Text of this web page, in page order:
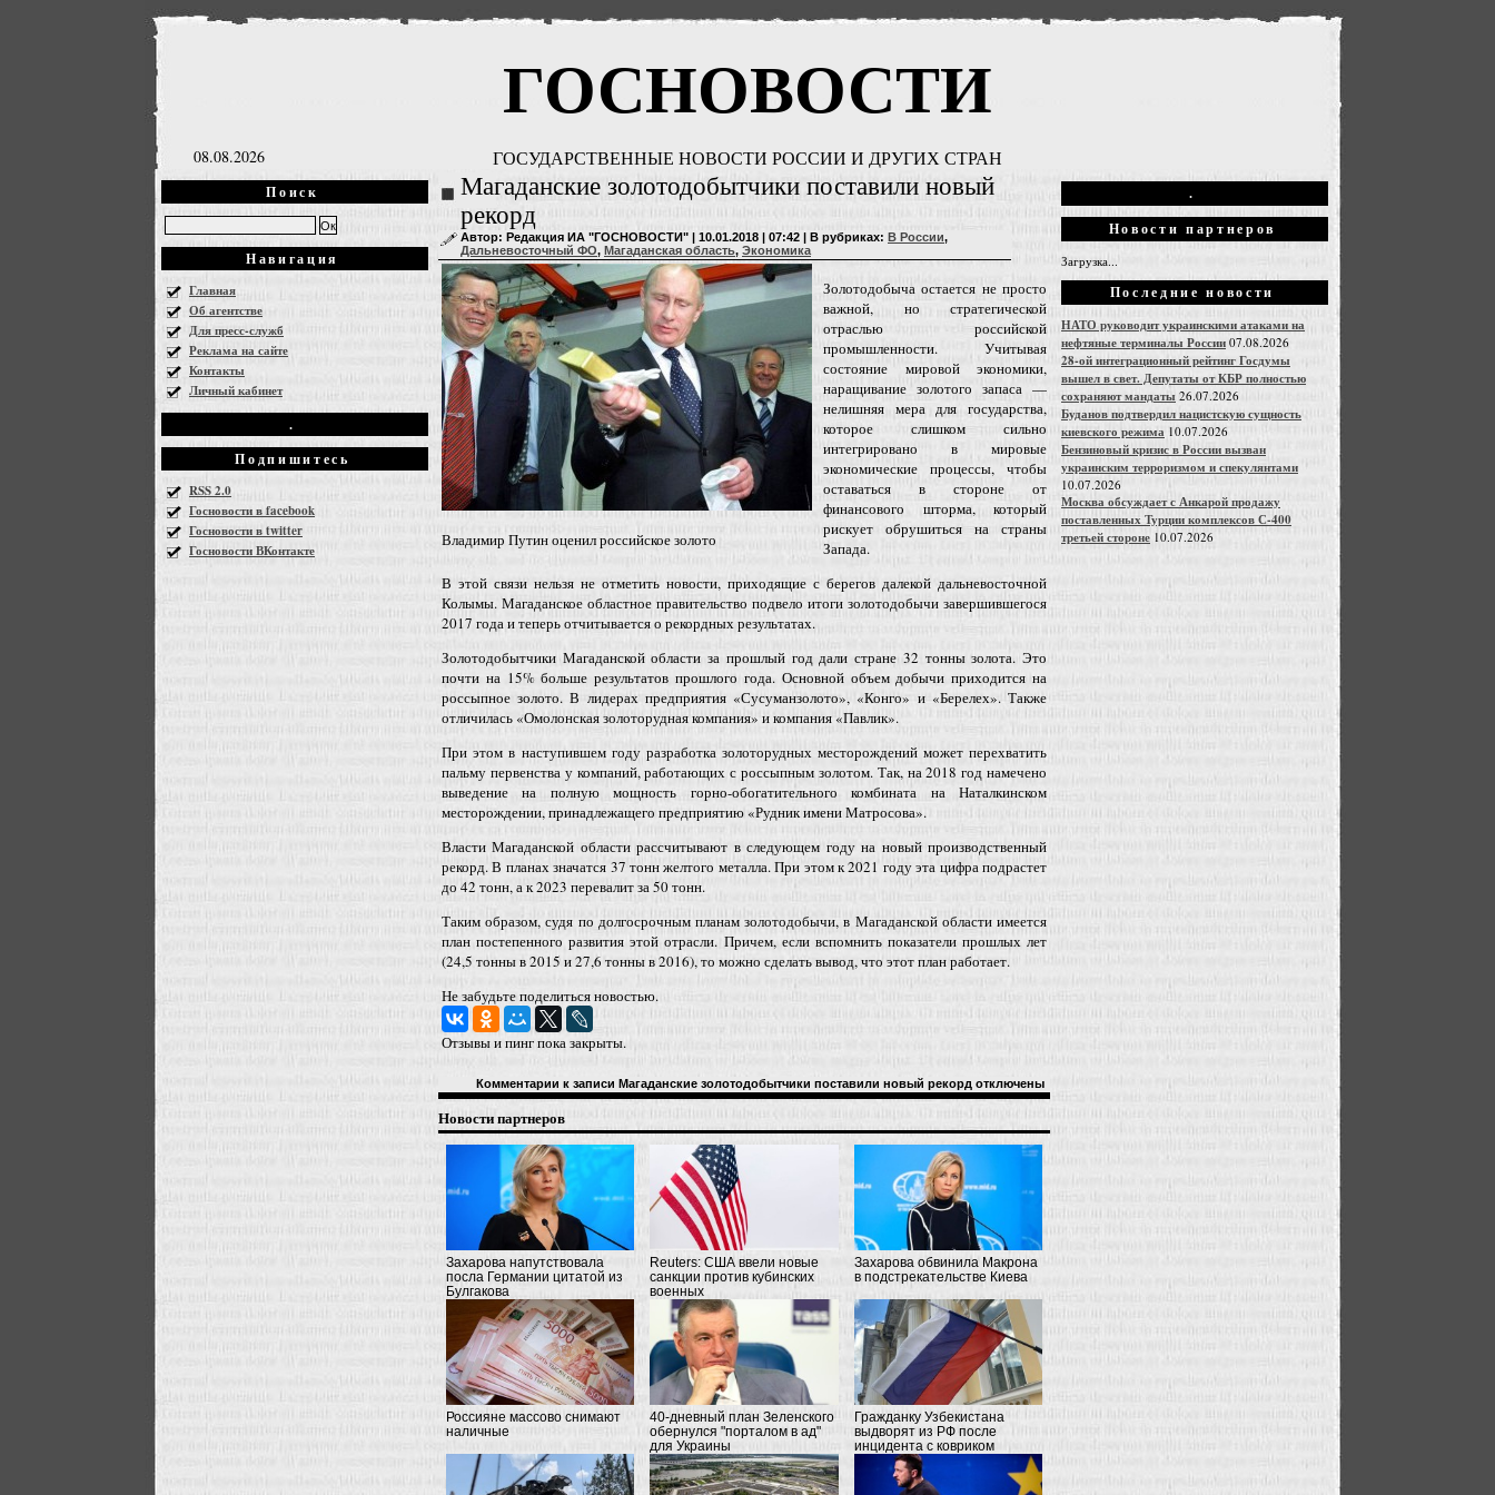
ГОСНОВОСТИ
08.08.2026 ГОСУДАРСТВЕННЫЕ НОВОСТИ РОССИИ И ДРУГИХ СТРАН
Поиск
Навигация
Главная
Об агентстве
Для пресс-служб
Реклама на сайте
Контакты
Личный кабинет
.
Подпишитесь
RSS 2.0
Госновости в facebook
Госновости в twitter
Госновости ВКонтакте
Магаданские золотодобытчики поставили новый
рекорд
Автор: Редакция ИА "ГОСНОВОСТИ" | 10.01.2018 | 07:42 | В рубриках: В России,
Дальневосточный ФО, Магаданская область, Экономика
Владимир Путин оценил российское золото
Золотодобыча остается не просто
важной, но стратегической
отраслью российской
промышленности. Учитывая
состояние мировой экономики,
наращивание золотого запаса —
нелишняя мера для государства,
которое слишком сильно
интегрировано в мировые
экономические процессы, чтобы
оставаться в стороне от
финансового шторма, который
рискует обрушиться на страны
Запада.
В этой связи нельзя не отметить новости, приходящие с берегов далекой дальневосточной
Колымы. Магаданское областное правительство подвело итоги золотодобычи завершившегося
2017 года и теперь отчитывается о рекордных результатах.
Золотодобытчики Магаданской области за прошлый год дали стране 32 тонны золота. Это
почти на 15% больше результатов прошлого года. Основной объем добычи приходится на
россыпное золото. В лидерах предприятия «Сусуманзолото», «Конго» и «Берелех». Также
отличилась «Омолонская золоторудная компания» и компания «Павлик».
При этом в наступившем году разработка золоторудных месторождений может перехватить
пальму первенства у компаний, работающих с россыпным золотом. Так, на 2018 год намечено
выведение на полную мощность горно-обогатительного комбината на Наталкинском
месторождении, принадлежащего предприятию «Рудник имени Матросова».
Власти Магаданской области рассчитывают в следующем году на новый производственный
рекорд. В планах значатся 37 тонн желтого металла. При этом к 2021 году эта цифра подрастет
до 42 тонн, а к 2023 перевалит за 50 тонн.
Таким образом, судя по долгосрочным планам золотодобычи, в Магаданской области имеется
план постепенного развития этой отрасли. Причем, если вспомнить показатели прошлых лет
(24,5 тонны в 2015 и 27,6 тонны в 2016), то можно сделать вывод, что этот план работает.
Не забудьте поделиться новостью.
Отзывы и пинг пока закрыты.
Комментарии к записи Магаданские золотодобытчики поставили новый рекорд отключены
Новости партнеров
Захарова напутствовала
посла Германии цитатой из
Булгакова
Reuters: США ввели новые
санкции против кубинских
военных
Захарова обвинила Макрона
в подстрекательстве Киева
Россияне массово снимают
наличные
40-дневный план Зеленского
обернулся "порталом в ад"
для Украины
Гражданку Узбекистана
выдворят из РФ после
инцидента с ковриком
.
Новости партнеров
Загрузка...
Последние новости
НАТО руководит украинскими атаками на
нефтяные терминалы России 07.08.2026
28-ой интеграционный рейтинг Госдумы
вышел в свет. Депутаты от КБР полностью
сохраняют мандаты 26.07.2026
Буданов подтвердил нацистскую сущность
киевского режима 10.07.2026
Бензиновый кризис в России вызван
украинским терроризмом и спекулянтами
10.07.2026
Москва обсуждает с Анкарой продажу
поставленных Турции комплексов С-400
третьей стороне 10.07.2026